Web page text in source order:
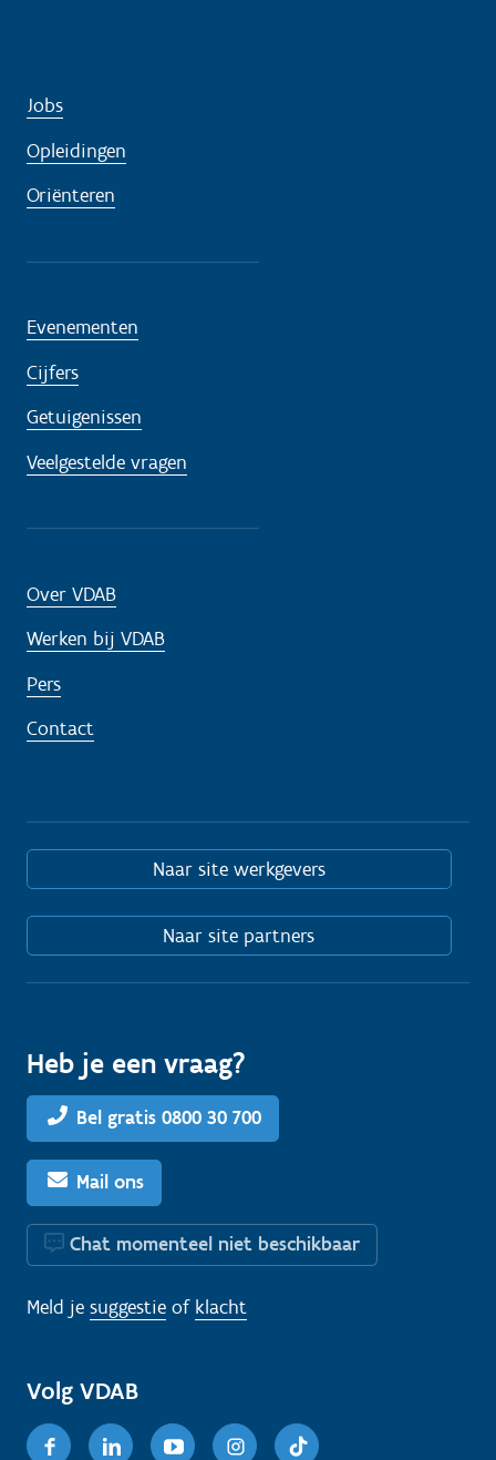
Jobs
Opleidingen
Oriënteren
Evenementen
Cijfers
Getuigenissen
Veelgestelde vragen
Over VDAB
Werken bij VDAB
Pers
Contact
Naar site werkgevers
Naar site partners
Heb je een vraag?
Bel gratis 0800 30 700
Mail ons
Chat momenteel niet beschikbaar
Meld je suggestie of klacht
Volg VDAB
FacebookLinkedinYoutubeInstagram